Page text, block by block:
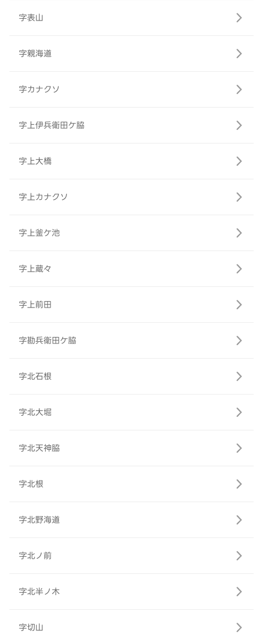
字表山
字親海道
字カナクソ
字上伊兵衛田ケ脇
字上大橋
字上カナクソ
字上釜ケ池
字上蔵々
字上前田
字勘兵衛田ケ脇
字北石根
字北大堀
字北天神脇
字北根
字北野海道
字北ノ前
字北半ノ木
字切山